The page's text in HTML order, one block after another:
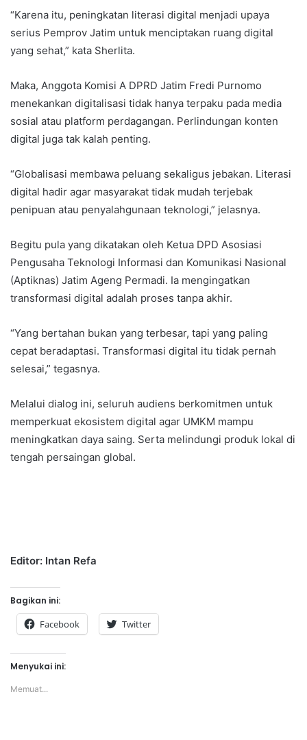
“Karena itu, peningkatan literasi digital menjadi upaya
serius Pemprov Jatim untuk menciptakan ruang digital
yang sehat,” kata Sherlita.
Maka, Anggota Komisi A DPRD Jatim Fredi Purnomo
menekankan digitalisasi tidak hanya terpaku pada media
sosial atau platform perdagangan. Perlindungan konten
digital juga tak kalah penting.
“Globalisasi membawa peluang sekaligus jebakan. Literasi
digital hadir agar masyarakat tidak mudah terjebak
penipuan atau penyalahgunaan teknologi,” jelasnya.
Begitu pula yang dikatakan oleh Ketua DPD Asosiasi
Pengusaha Teknologi Informasi dan Komunikasi Nasional
(Aptiknas) Jatim Ageng Permadi. Ia mengingatkan
transformasi digital adalah proses tanpa akhir.
“Yang bertahan bukan yang terbesar, tapi yang paling
cepat beradaptasi. Transformasi digital itu tidak pernah
selesai,” tegasnya.
Melalui dialog ini, seluruh audiens berkomitmen untuk
memperkuat ekosistem digital agar UMKM mampu
meningkatkan daya saing. Serta melindungi produk lokal di
tengah persaingan global.
Editor: Intan Refa
Bagikan ini:
Facebook Twitter
Menyukai ini:
Memuat...